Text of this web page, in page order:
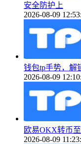
安全防护上
2026-08-09
钱包tp手势，解
2026-08-09
欧易OKX转币
2026-08-09